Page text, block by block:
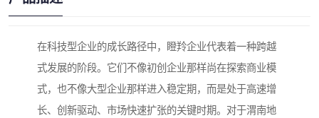
在科技型企业的成长路径中，瞪羚企业代表着一种跨越
式发展的阶段。它们不像初创企业那样尚在探索商业模
式，也不像大型企业那样进入稳定期，而是处于高速增
长、创新驱动、市场快速扩张的关键时期。对于渭南地